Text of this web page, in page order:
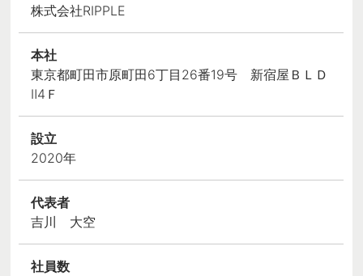
株式会社RIPPLE
本社
東京都町田市原町田6丁目26番19号 新宿屋ＢＬＤ
Ⅱ4Ｆ
設立
2020年
代表者
吉川 大空
社員数